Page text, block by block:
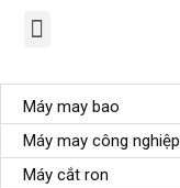
Máy may bao
Máy may công nghiệp
Máy cắt ron